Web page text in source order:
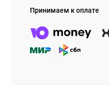
Принимаем к оплате